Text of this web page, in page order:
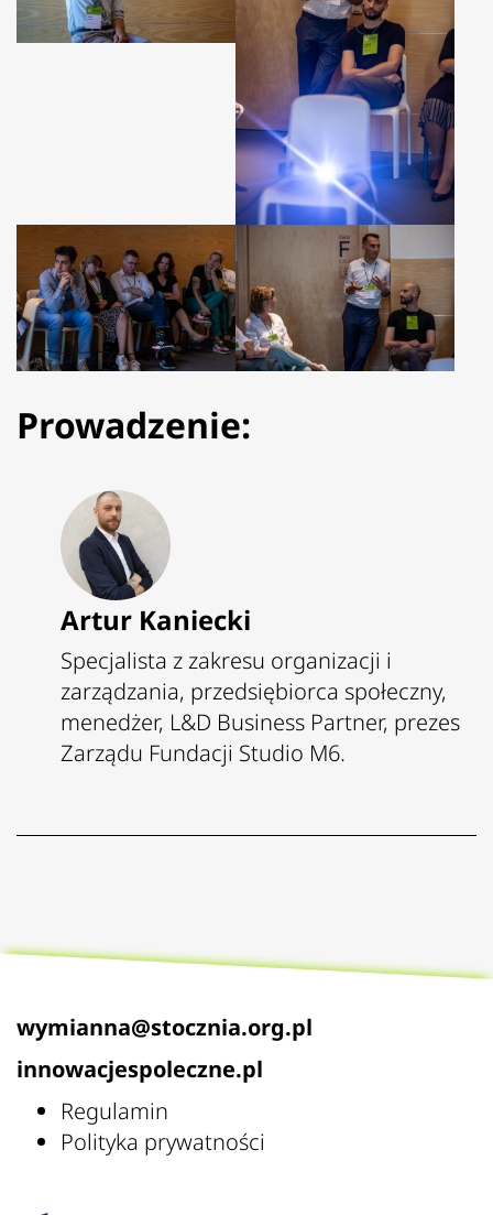
Prowadzenie:
Artur Kaniecki
Specjalista z zakresu organizacji i
zarządzania, przedsiębiorca społeczny,
menedżer, L&D Business Partner, prezes
Zarządu Fundacji Studio M6.
wymianna@stocznia.org.pl
innowacjespoleczne.pl
Regulamin
Polityka prywatności